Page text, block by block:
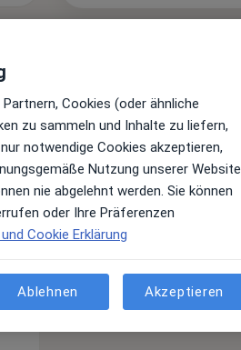
Cookies (oder ähnliche
zu sammeln und Inhalte zu liefern,
notwendige Cookies akzeptieren,
Nutzung unserer Website
nie abgelehnt werden. Sie können
oder Ihre Präferenzen
Cookie Erklärung
Ablehnen Akzeptieren